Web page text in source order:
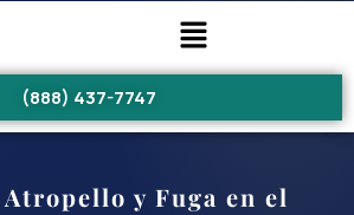
(888) 437-7747
y Fuga en el